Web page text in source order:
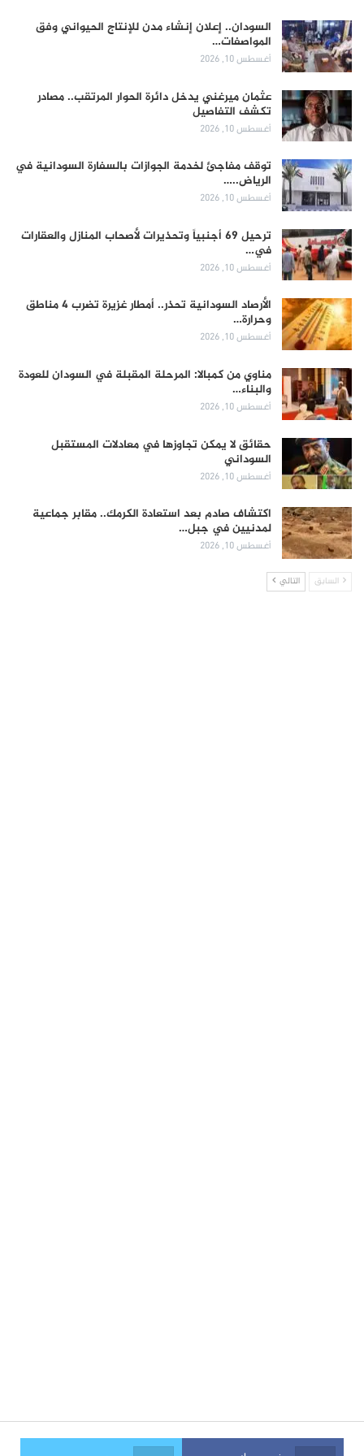
السودان.. إعلان إنشاء مدن للإنتاج الحيواني وفق
المواصفات…
أغسطس 10, 2026
عثمان ميرغني يدخل دائرة الحوار المرتقب.. مصادر
تكشف التفاصيل
أغسطس 10, 2026
توقف مفاجئ لخدمة الجوازات بالسفارة السودانية في
الرياض..…
أغسطس 10, 2026
ترحيل 69 أجنبياً وتحذيرات لأصحاب المنازل والعقارات
في…
أغسطس 10, 2026
الأرصاد السودانية تحذر.. أمطار غزيرة تضرب 4 مناطق
وحرارة…
أغسطس 10, 2026
مناوي من كمبالا: المرحلة المقبلة في السودان للعودة
والبناء…
أغسطس 10, 2026
حقائق لا يمكن تجاوزها في معادلات المستقبل
السوداني
أغسطس 10, 2026
اكتشاف صادم بعد استعادة الكرمك.. مقابر جماعية
لمدنيين في جبل…
أغسطس 10, 2026
السابق التالي